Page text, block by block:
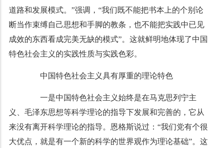
道路和发展模式。”强调，“我们既不能把书本上的个别论
断当作束缚自己思想和手脚的教条，也不能把实践中已见
成效的东西看成完美无缺的模式”。这就鲜明地体现了中国
特色社会主义的实践性质与实践色彩。
中国特色社会主义具有厚重的理论特色
一是中国特色社会主义始终是在马克思列宁主
义、毛泽东思想等科学理论的指导下发展和完善的，它从
来没有离开科学理论的指导。恩格斯说过：“我们党有个很
大优点，就是有一个新的科学的世界观作为理论基础”。这